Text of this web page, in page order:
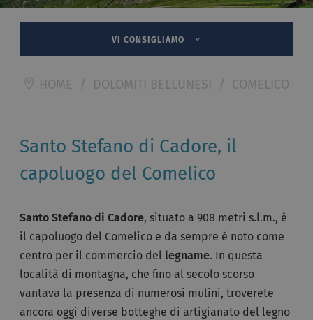
VI CONSIGLIAMO
HOME / DOLOMITI BELLUNESI / COMELICO-
Santo Stefano di Cadore, il
capoluogo del Comelico
Santo Stefano di Cadore, situato a 908 metri s.l.m., è
il capoluogo del Comelico e da sempre è noto come
centro per il commercio del legname. In questa
località di montagna, che fino al secolo scorso
vantava la presenza di numerosi mulini, troverete
ancora oggi diverse botteghe di artigianato del legno